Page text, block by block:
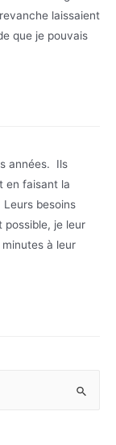
laissaient
que je pouvais
années. Ils
en faisant la
besoins
possible, je leur
à leur